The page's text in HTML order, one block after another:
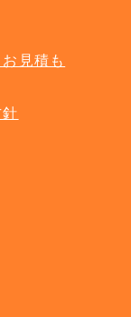
見積も